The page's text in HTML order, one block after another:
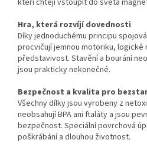
kteří chtějí vstoupit do světa
Hra, která rozvíjí dovednosti
Díky jednoduchému principu
procvičují jemnou motoriku, logické
představivost. Stavění a bourání
jsou prakticky nekonečné.
Bezpečnost a kvalita pro
Všechny dílky jsou vyrobeny z
neobsahují BPA ani ftaláty a jsou
bezpečnost. Speciální povrchová
poškrábání a dlouhou životnost.